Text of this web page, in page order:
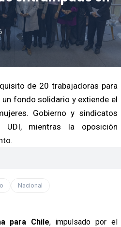
de 20 trabajadoras para
un fondo solidario y extiende el
Gobierno y sindicatos
mientras la oposición
Nacional
para Chile, impulsado por el